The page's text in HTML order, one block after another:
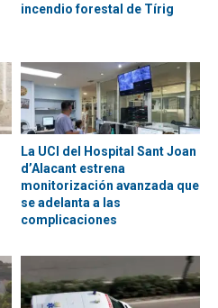
incendio forestal de Tírig
La UCI del Hospital Sant Joan
d’Alacant estrena
monitorización avanzada que
se adelanta a las
complicaciones